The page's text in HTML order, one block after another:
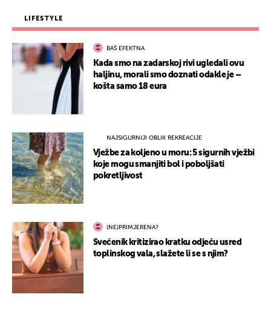
LIFESTYLE
BAŠ EFEKTNA
Kada smo na zadarskoj rivi ugledali ovu
haljinu, morali smo doznati odakle je –
košta samo 18 eura
NAJSIGURNIJI OBLIK REKREACIJE
Vježbe za koljeno u moru: 5 sigurnih vježbi
koje mogu smanjiti bol i poboljšati
pokretljivost
(NE)PRIMJERENA?
Svećenik kritizirao kratku odjeću usred
toplinskog vala, slažete li se s njim?